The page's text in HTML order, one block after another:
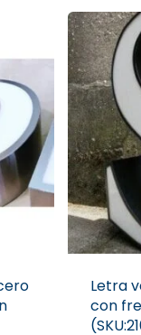
Letra
con